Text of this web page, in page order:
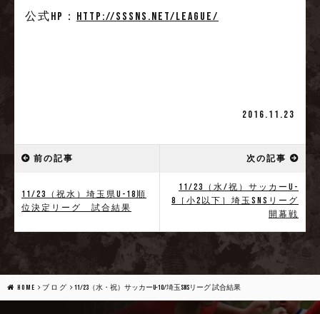
公式HP： http://sssns.net/league/
2016.11.23
前の記事
11/23（祝水）埼玉県U-18順
位決定リーグ 試合結果
次の記事
11/23（水/祝）サッカーU-
8［小2以下］埼玉SNSリーグ
開幕戦
HOME ブログ 11/23（水・祝）サッカーU-10/埼玉SNSリーグ 試合結果